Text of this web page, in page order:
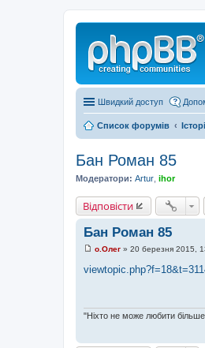
Швидкий доступ
Список форумів
Бан Роман 85
Модератори: Artur ihor
Відповісти
Бан Роман 85
в
м
о.Олег » 20 березня 2015,
"Ніхто не може любити більше,